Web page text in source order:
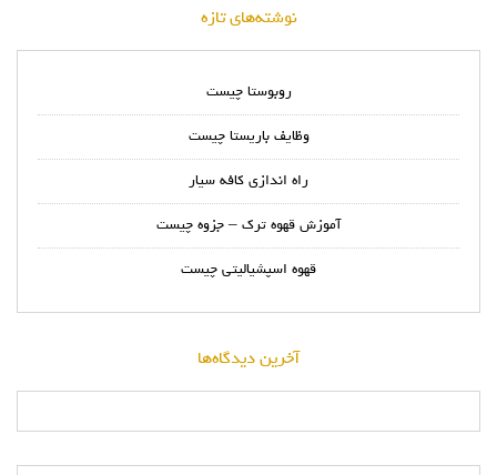
نوشته‌های تازه
روبوستا چیست
وظایف باریستا چیست
راه اندازی کافه سیار
آموزش قهوه ترک – جزوه چیست
قهوه اسپشیالیتی چیست
آخرین دیدگاه‌ها